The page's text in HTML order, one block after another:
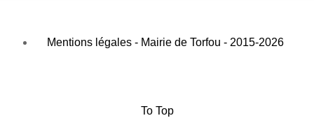
Mentions légales - Mairie de Torfou - 2015-2026
To Top